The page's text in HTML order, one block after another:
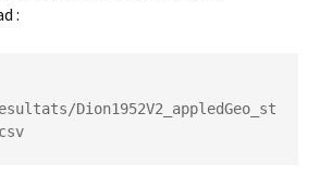
:
Dion1952V2_appledGeo_st